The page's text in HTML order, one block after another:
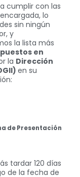
cumplir con las
lo
sin ningún
y
la lista más
en
la Dirección
en su
de Present​ación
tardar 120 días
de la fecha de